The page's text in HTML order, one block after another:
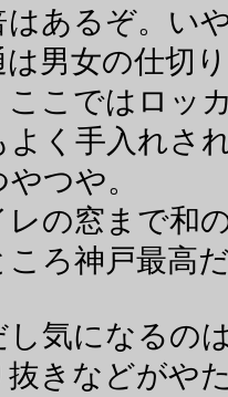
はあるぞ。い
男女の仕切
ここではロッ
よく手入れさ
つや。
の窓まで和
ころ神戸最高
気になるの
抜きなどがや